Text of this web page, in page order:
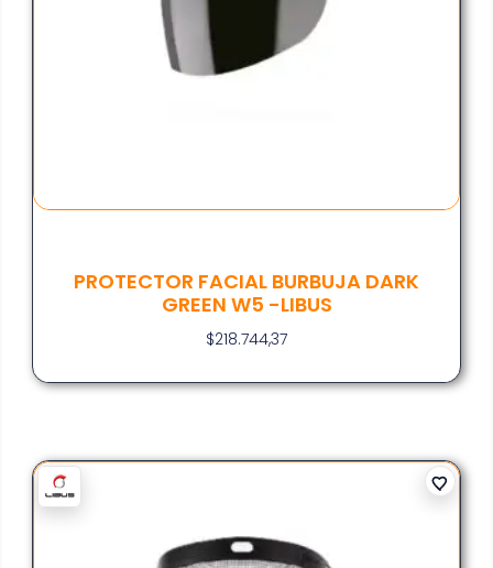
PROTECTOR FACIAL BURBUJA DARK
GREEN W5 -LIBUS
$218.744,37